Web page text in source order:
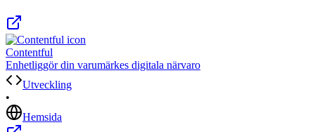
Contentful
Enhetliggör din varumärkes digitala närvaro
Utveckling
•
Hemsida